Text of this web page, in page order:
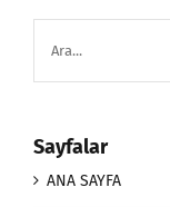
Sayfalar
ANA SAYFA